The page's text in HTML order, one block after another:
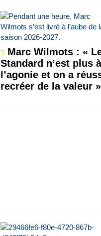
Marc Wilmots : «
Standard n’est plus à
l’agonie et on a
recréer de la valeur »